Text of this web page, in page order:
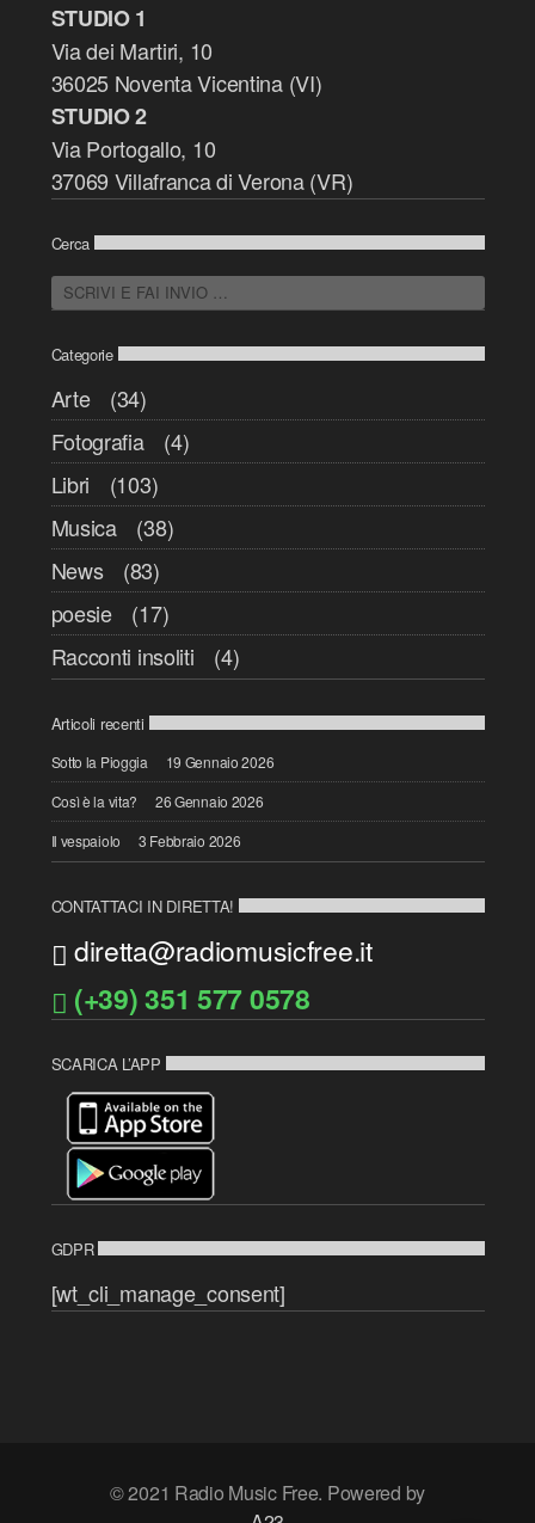
STUDIO 1
Via dei Martiri, 10
36025 Noventa Vicentina (VI)
STUDIO 2
Via Portogallo, 10
37069 Villafranca di Verona (VR)
Cerca
Categorie
Arte
(34)
Fotografia
(4)
Libri
(103)
Musica
(38)
News
(83)
poesie
(17)
Racconti insoliti
(4)
Articoli recenti
Sotto la Pioggia
19 Gennaio 2026
Così è la vita?
26 Gennaio 2026
Il vespaiolo
3 Febbraio 2026
CONTATTACI IN DIRETTA!
diretta@radiomusicfree.it
(+39) 351 577 0578
SCARICA L’APP
GDPR
[wt_cli_manage_consent]
© 2021 Radio Music Free. Powered by